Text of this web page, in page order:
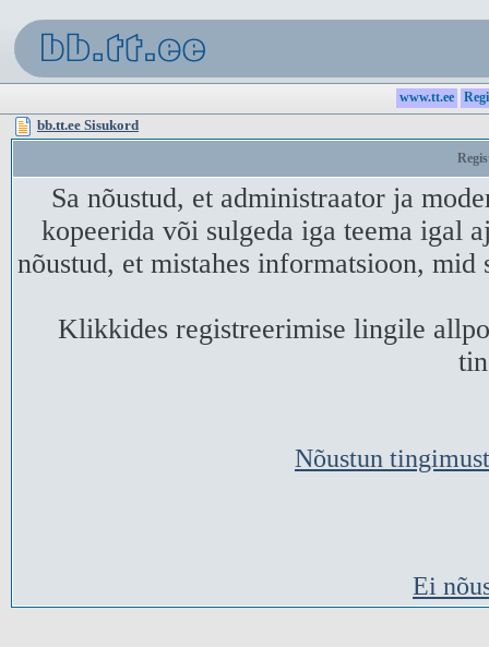
www.tt.ee
bb.tt.ee Sisukord
Sa nõustud, et administraator ja
kopeerida või sulgeda iga teema igal
nõustud, et mistahes informatsioon, mid
Klikkides registreerimise lingile
Nõustun
Ei